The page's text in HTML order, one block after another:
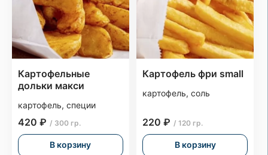
Картофельные
дольки макси
картофель, специи
420 ₽ / 300 гр.
В корзину
Картофель фри small
картофель, соль
220 ₽ / 120 гр.
В корзину